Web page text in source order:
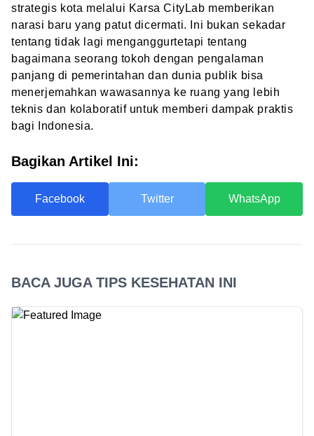
strategis kota melalui Karsa CityLab memberikan
narasi baru yang patut dicermati. Ini bukan sekadar
tentang tidak lagi menganggurtetapi tentang
bagaimana seorang tokoh dengan pengalaman
panjang di pemerintahan dan dunia publik bisa
menerjemahkan wawasannya ke ruang yang lebih
teknis dan kolaboratif untuk memberi dampak praktis
bagi Indonesia.
Bagikan Artikel Ini:
Facebook Twitter WhatsApp
BACA JUGA TIPS KESEHATAN INI